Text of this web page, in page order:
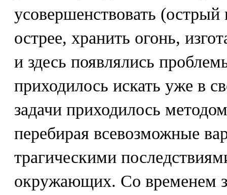
усовершенствовать (острый
острее, хранить огонь,
и здесь появлялись
приходилось искать уже в
задачи приходилось
перебирая всевозможные
трагическими
окружающих. Со временем